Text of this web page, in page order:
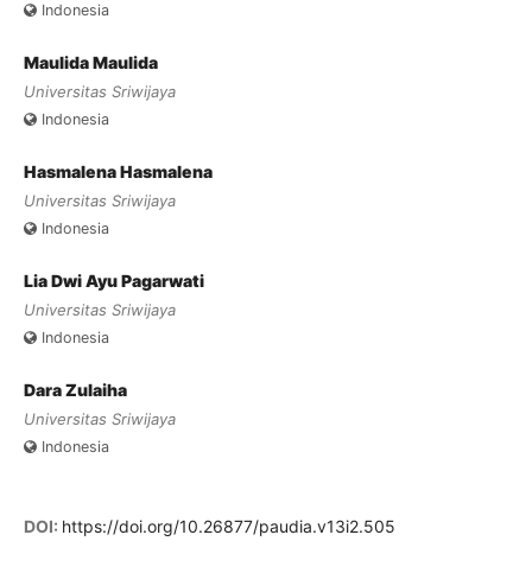
Indonesia
Maulida Maulida
Universitas Sriwijaya
Indonesia
Hasmalena Hasmalena
Universitas Sriwijaya
Indonesia
Lia Dwi Ayu Pagarwati
Universitas Sriwijaya
Indonesia
Dara Zulaiha
Universitas Sriwijaya
Indonesia
DOI: https://doi.org/10.26877/paudia.v13i2.505